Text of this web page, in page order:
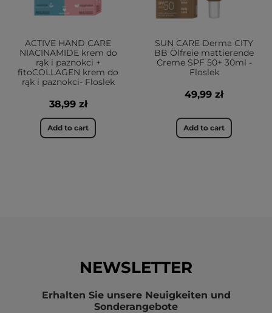
ACTIVE HAND CARE
NIACINAMIDE krem do
rąk i paznokci +
fitoCOLLAGEN krem do
rąk i paznokci- Floslek
38,99 zł
Add to cart
SUN CARE Derma CITY
BB Ölfreie mattierende
Creme SPF 50+ 30ml -
Floslek
49,99 zł
Add to cart
NEWSLETTER
Erhalten Sie unsere Neuigkeiten und
Sonderangebote